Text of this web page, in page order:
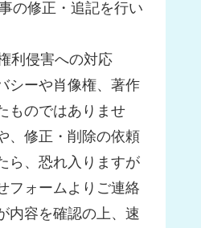
の修正・追記を行い
利侵害への対応
シーや肖像権、著作
ものではありませ
、修正・削除の依頼
ら、恐れ入りますが
フォームよりご連絡
内容を確認の上、速